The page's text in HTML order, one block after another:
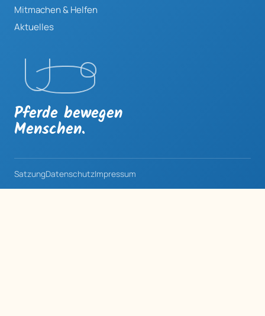
Mitmachen & Helfen
Aktuelles
Pferde bewegen
Menschen.
SatzungDatenschutzImpressum